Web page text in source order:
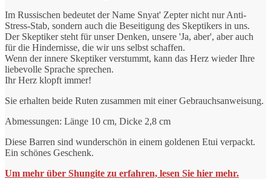
Im Russischen bedeutet der Name Snyat' Zepter nicht nur Anti-
Stress-Stab, sondern auch die Beseitigung des Skeptikers in uns.
Der Skeptiker steht für unser Denken, unsere 'Ja, aber', aber auch
für die Hindernisse, die wir uns selbst schaffen.
Wenn der innere Skeptiker verstummt, kann das Herz wieder Ihre
liebevolle Sprache sprechen.
Ihr Herz klopft immer!
Sie erhalten beide Ruten zusammen mit einer Gebrauchsanweisung.
Abmessungen: Länge 10 cm, Dicke 2,8 cm
Diese Barren sind wunderschön in einem goldenen Etui verpackt.
Ein schönes Geschenk.
Um mehr über Shungite zu erfahren, lesen Sie hier mehr.